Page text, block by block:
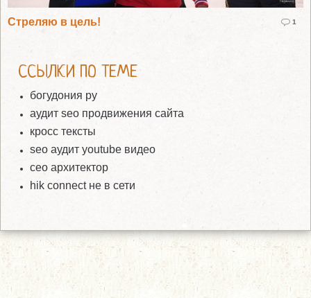
Стреляю в цель! 1
ССЫЛКИ ПО ТЕМЕ
богудония ру
аудит seo продвижения сайта
кросс тексты
seo аудит youtube видео
сео архитектор
hik connect не в сети